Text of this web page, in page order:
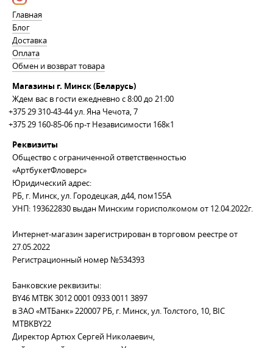
Главная
Блог
Доставка
Оплата
Обмен и возврат товара
Магазины г. Минск (Беларусь)
Ждем вас в гости ежедневно с 8:00 до 21:00
+375 29 310-43-44ул. Яна Чечота, 7
+375 29 160-85-06пр-т Независимости 168к1
Реквизиты
Общество с ограниченной ответственностью
«АртбукетФловерс»
Юридический адрес:
РБ, г. Минск, ул. Городецкая, д44, пом155А
УНП: 193622830 выдан Минским горисполкомом от 12.04.2022г.
Интернет-магазин зарегистрирован в торговом реестре от
27.05.2022
Регистрационный номер №534393
Банковские реквизиты:
BY46 MTBK 3012 0001 0933 0011 3897
в ЗАО «МТБанк» 220007 РБ, г. Минск, ул. Толстого, 10, BIC
MTBKBY22
Директор Артюх Сергей Николаевич,